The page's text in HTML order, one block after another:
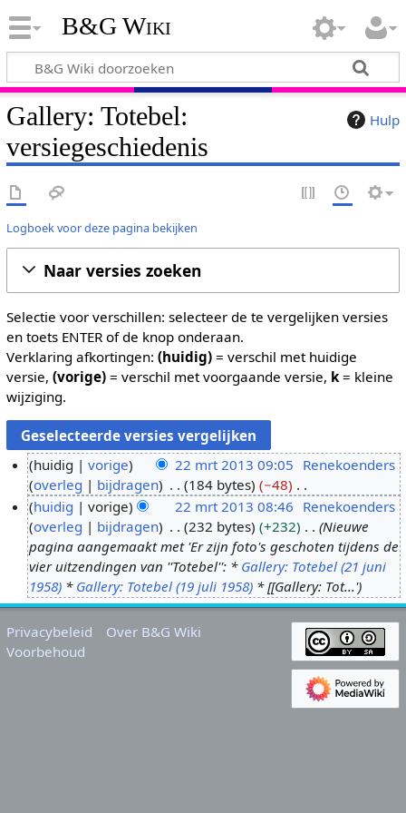
B&G Wiki
Hulp
Gallery: Totebel:
versiegeschiedenis
Logboek voor deze pagina bekijken
Naar versies zoeken
Selectie voor verschillen: selecteer de te vergelijken versies
en toets ENTER of de knop onderaan.
Verklaring afkortingen: (huidig)= verschil met huidige
versie, (vorige)= verschil met voorgaande versie, k= kleine
wijziging.
2
0
1
3
huidig vorige 22 mrt 2013 09:05 Renekoenders
overleg
bijdragen 184 bytes
−48
G
e
e
n
b
e
huidig vorige 22 mrt 2013 08:46 Renekoenders
overleg
bijdragen 232 bytes +232
Nieuwe
pagina aangemaakt met 'Er zijn foto's geschoten tijdens de
vier uitzendingen van ''Totebel'': * Gallery: Totebel (21 juni
1958) * Gallery: Totebel (19 juli 1958) * [[Gallery: Tot...'
Privacybeleid
Over B&G Wiki
Voorbehoud